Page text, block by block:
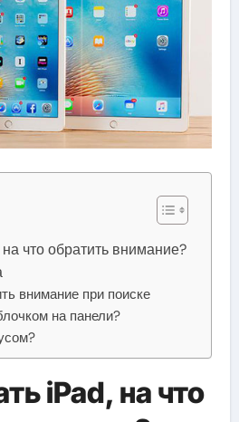
что обратить внимание?
внимание при поиске
на панели?
iPad, на что